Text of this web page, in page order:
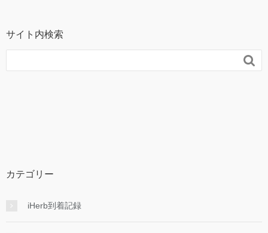
サイト内検索

カテゴリー
iHerb到着記録